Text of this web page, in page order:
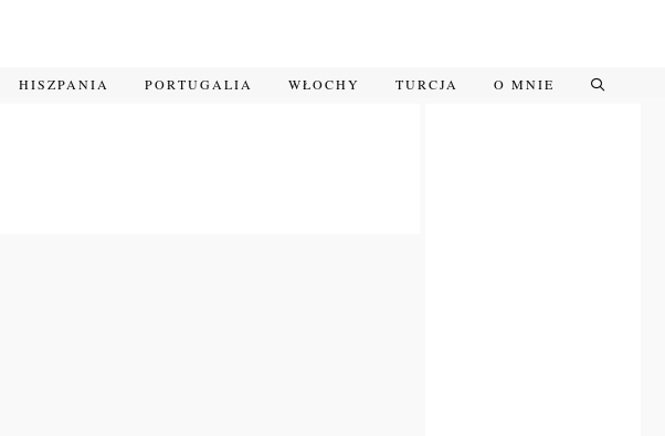
HISZPANIA PORTUGALIA WŁOCHY TURCJA O MNIE